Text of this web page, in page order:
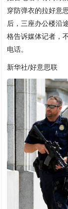
穿防弹衣的拉好意
后，三座办公楼沿
格告诉媒体记者，
电话。
新华社/好意思联